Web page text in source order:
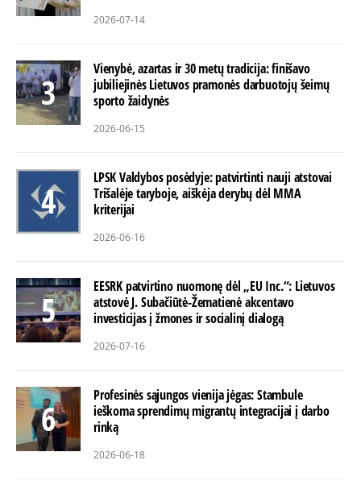
2026-07-14
Vienybė, azartas ir 30 metų tradicija: finišavo
jubiliejinės Lietuvos pramonės darbuotojų šeimų
sporto žaidynės
2026-06-15
LPSK Valdybos posėdyje: patvirtinti nauji atstovai
Trišalėje taryboje, aiškėja derybų dėl MMA
kriterijai
2026-06-16
EESRK patvirtino nuomonę dėl „EU Inc.“: Lietuvos
atstovė J. Subačiūtė-Žematienė akcentavo
investicijas į žmones ir socialinį dialogą
2026-07-16
Profesinės sąjungos vienija jėgas: Stambule
ieškoma sprendimų migrantų integracijai į darbo
rinką
2026-06-18